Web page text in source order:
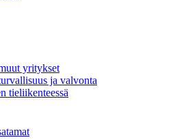
yritykset
ja valvonta
tieliikenteessä